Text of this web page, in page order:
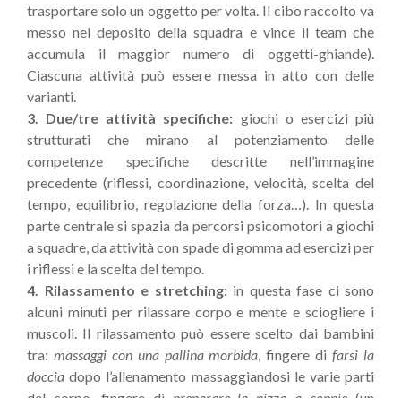
trasportare solo un oggetto per volta. Il cibo raccolto va
messo nel deposito della squadra e vince il team che
accumula il maggior numero di oggetti-ghiande).
Ciascuna attività può essere messa in atto con delle
varianti.
3. Due/tre attività specifiche: giochi o esercizi più
strutturati che mirano al potenziamento delle
competenze specifiche descritte nell’immagine
precedente (riflessi, coordinazione, velocità, scelta del
tempo, equilibrio, regolazione della forza…). In questa
parte centrale si spazia da percorsi psicomotori a giochi
a squadre, da attività con spade di gomma ad esercizi per
i riflessi e la scelta del tempo.
4. Rilassamento e stretching:in questa fase ci sono
alcuni minuti per rilassare corpo e mente e sciogliere i
muscoli. Il rilassamento può essere scelto dai bambini
tra: massaggi con una pallina morbida, fingere difarsi la
doccia dopo l’allenamento massaggiandosi le varie parti